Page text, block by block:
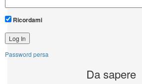
Ricordami
Password persa
Da sapere